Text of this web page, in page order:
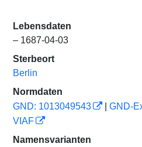
Lebensdaten
– 1687-04-03
Sterbeort
Berlin
Normdaten
GND: 1013049543
GND-
VIAF
Namensvarianten